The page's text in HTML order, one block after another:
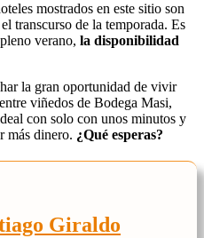
mostrados en este sitio son
transcurso de la temporada. Es
verano, la disponibilidad
la gran oportunidad de vivir
viñedos de Bodega Masi,
con solo con unos minutos y
más dinero. ¿Qué esperas?
Giraldo